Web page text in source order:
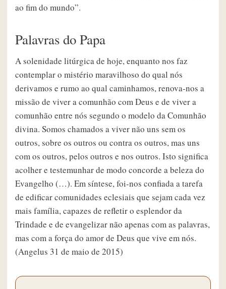
ao fim do mundo”.
Palavras do Papa
A solenidade litúrgica de hoje, enquanto nos faz
contemplar o mistério maravilhoso do qual nós
derivamos e rumo ao qual caminhamos, renova-nos a
missão de viver a comunhão com Deus e de viver a
comunhão entre nós segundo o modelo da Comunhão
divina. Somos chamados a viver não uns sem os
outros, sobre os outros ou contra os outros, mas uns
com os outros, pelos outros e nos outros. Isto significa
acolher e testemunhar de modo concorde a beleza do
Evangelho (…). Em síntese, foi-nos confiada a tarefa
de edificar comunidades eclesiais que sejam cada vez
mais família, capazes de refletir o esplendor da
Trindade e de evangelizar não apenas com as palavras,
mas com a força do amor de Deus que vive em nós.
(Angelus 31 de maio de 2015)